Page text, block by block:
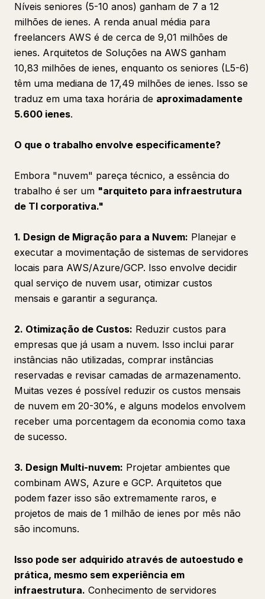
Níveis seniores (5-10 anos) ganham de 7 a 12
milhões de ienes. A renda anual média para
freelancers AWS é de cerca de 9,01 milhões de
ienes. Arquitetos de Soluções na AWS ganham
10,83 milhões de ienes, enquanto os seniores (L5-6)
têm uma mediana de 17,49 milhões de ienes. Isso se
traduz em uma taxa horária de aproximadamente
5.600 ienes.
O que o trabalho envolve especificamente?
Embora "nuvem" pareça técnico, a essência do
trabalho é ser um "arquiteto para infraestrutura
de TI corporativa."
1. Design de Migração para a Nuvem: Planejar e
executar a movimentação de sistemas de servidores
locais para AWS/Azure/GCP. Isso envolve decidir
qual serviço de nuvem usar, otimizar custos
mensais e garantir a segurança.
2. Otimização de Custos: Reduzir custos para
empresas que já usam a nuvem. Isso inclui parar
instâncias não utilizadas, comprar instâncias
reservadas e revisar camadas de armazenamento.
Muitas vezes é possível reduzir os custos mensais
de nuvem em 20-30%, e alguns modelos envolvem
receber uma porcentagem da economia como taxa
de sucesso.
3. Design Multi-nuvem: Projetar ambientes que
combinam AWS, Azure e GCP. Arquitetos que
podem fazer isso são extremamente raros, e
projetos de mais de 1 milhão de ienes por mês não
são incomuns.
Isso pode ser adquirido através de autoestudo e
prática, mesmo sem experiência em
infraestrutura. Conhecimento de servidores